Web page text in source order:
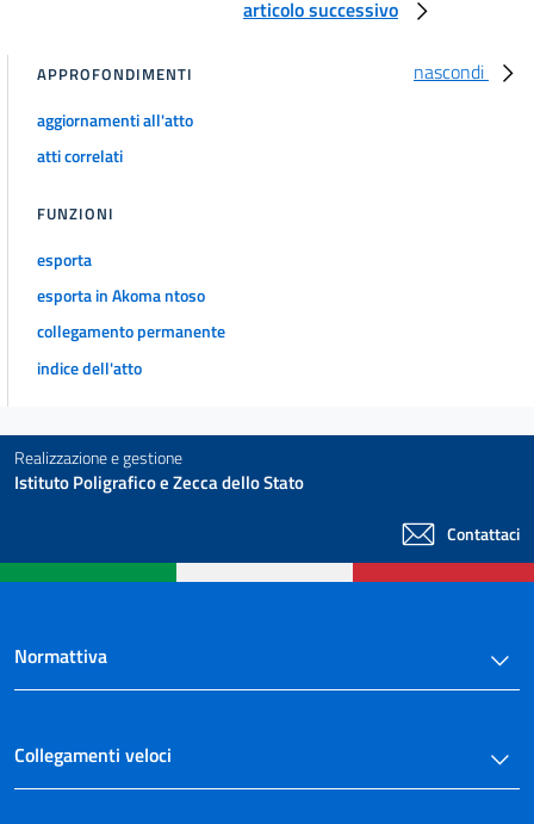
articolo successivo
nascondi
APPROFONDIMENTI
aggiornamenti all'atto
atti correlati
FUNZIONI
esporta
esporta in Akoma ntoso
collegamento permanente
indice dell'atto
Realizzazione e gestione
Istituto Poligrafico e Zecca dello Stato
Contattaci
Normattiva
Collegamenti veloci